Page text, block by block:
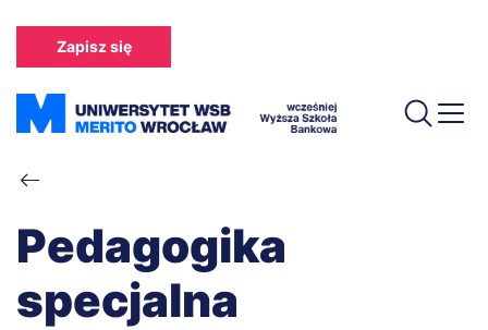
treści
Zapisz się
Ścieżka
nawigacyjna
Pedagogika
specjalna